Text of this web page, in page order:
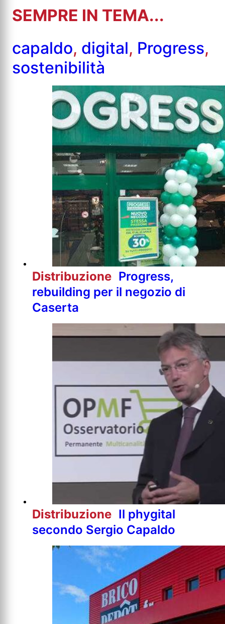
SEMPRE IN TEMA...
capaldo, digital, Progress,
sostenibilità
Distribuzione Progress,
rebuilding per il negozio di
Caserta
Distribuzione Il phygital
secondo Sergio Capaldo